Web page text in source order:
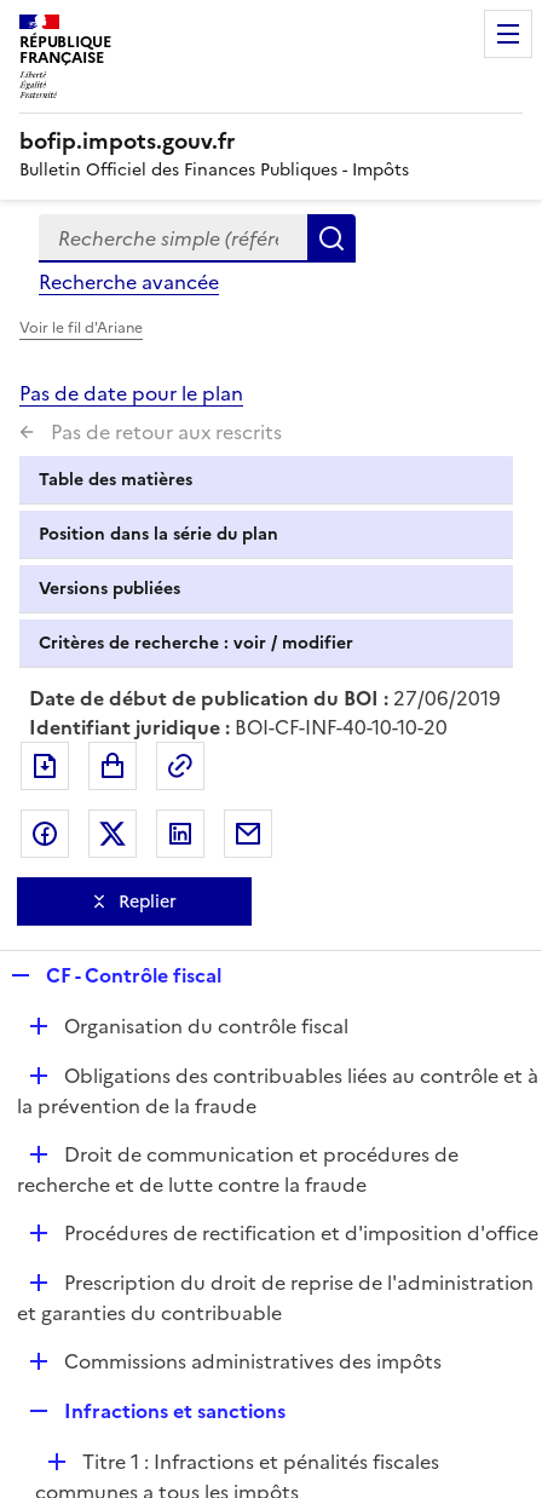
RÉPUBLIQUE
FRANÇAISE
bofip.impots.gouv.fr
Bulletin Officiel des Finances Publiques - Impôts
Formulaire
de
recherche
Recherche simple (références, mots clés, partie du
Recherche avancée
Voir le fil d'Ariane
Pas de date pour le plan
Pas de retour aux rescrits
Table des matières
Position dans la série du plan
Versions publiées
Critères de recherche : voir / modifier
Date de début de publication du BOI : 27/06/2019
Identifiant juridique : BOI-CF-INF-40-10-10-20
Exporter le document au format pdf
Partager sur Facebook
Partager sur Twitter
Partager sur LinkedIn
Replier
p
l
i
e
r
CF - Contrôle fiscal
D
l
r
Organisation du contrôle fiscal
D
é
i
Obligations des contribuables liées au contrôle et à
la prévention de la fraude
D
é
r
Droit de communication et procédures de
recherche et de lutte contre la fraude
D
l
Procédures de rectification et d'imposition d'office
D
é
r
Prescription du droit de reprise de l'administration
et garanties du contribuable
D
l
i
Commissions administratives des impôts
p
Infractions et sanctions
D
é
Titre 1 : Infractions et pénalités fiscales